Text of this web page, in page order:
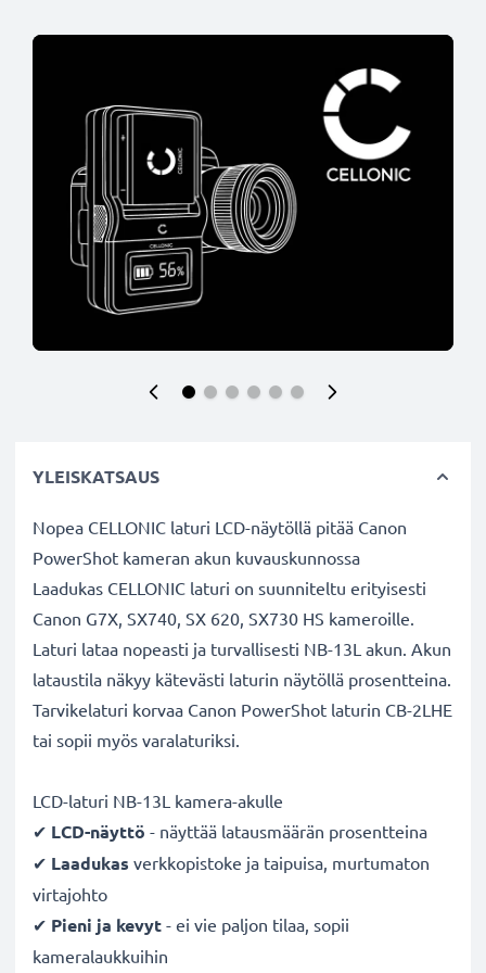
YLEISKATSAUS
Nopea CELLONIC laturi LCD-näytöllä pitää Canon
PowerShot kameran akun kuvauskunnossa
Laadukas CELLONIC laturi on suunniteltu erityisesti
Canon G7X, SX740, SX 620, SX730 HS kameroille.
Laturi lataa nopeasti ja turvallisesti NB-13L akun. Akun
lataustila näkyy kätevästi laturin näytöllä prosentteina.
Tarvikelaturi korvaa Canon PowerShot laturin CB-2LHE
tai sopii myös varalaturiksi.
LCD-laturi NB-13L kamera-akulle
✔ LCD-näyttö - näyttää latausmäärän prosentteina
✔ Laadukas verkkopistoke ja taipuisa, murtumaton
virtajohto
✔ Pieni ja kevyt - ei vie paljon tilaa, sopii
kameralaukkuihin